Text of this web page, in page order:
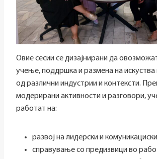
Овие сесии се дизајнирани да
учење, поддршка и размена на
од различни индустрии и контексти.
модерирани активности и разговори,
работат на:
развој на лидерски и
справување со предизвици во